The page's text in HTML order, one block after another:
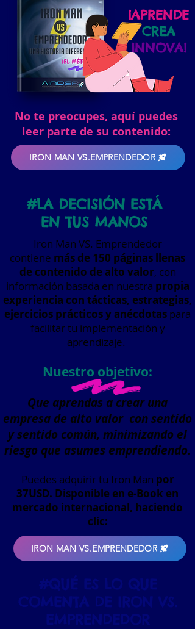
No te preocupes, aquí puedes
leer parte de su contenido:
¡APRENDE
CREA
INNOVA!
IRON MAN VS.EMPRENDEDOR
#LA DECISIÓN ESTÁ
EN TUS MANOS
Iron Man VS. Emprendedor
contiene más de 150 páginas llenas
de contenido de alto valor, con
información basada en nuestra propia
experiencia con tácticas, estrategias,
ejercicios prácticos y anécdotas para
facilitar tu implementación y
aprendizaje.
Nuestro objetivo:
Que aprendas a crear una
empresa de alto valor con sentido
y sentido común, minimizando el
riesgo que asumes emprendiendo.
Puedes adquirir tu Iron Man por
37USD. Disponible en e-Book en
mercado internacional, haciendo
clic:
IRON MAN VS.EMPRENDEDOR
#QUÉ ES LO QUE
COMENTA DE IRON VS.
EMPRENDEDOR